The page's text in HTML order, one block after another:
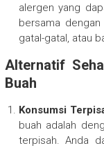
alergen yang
bersama
gatal-gatal, atau
Alternatif
Buah
Konsumsi
buah adalah
terpisah. Anda